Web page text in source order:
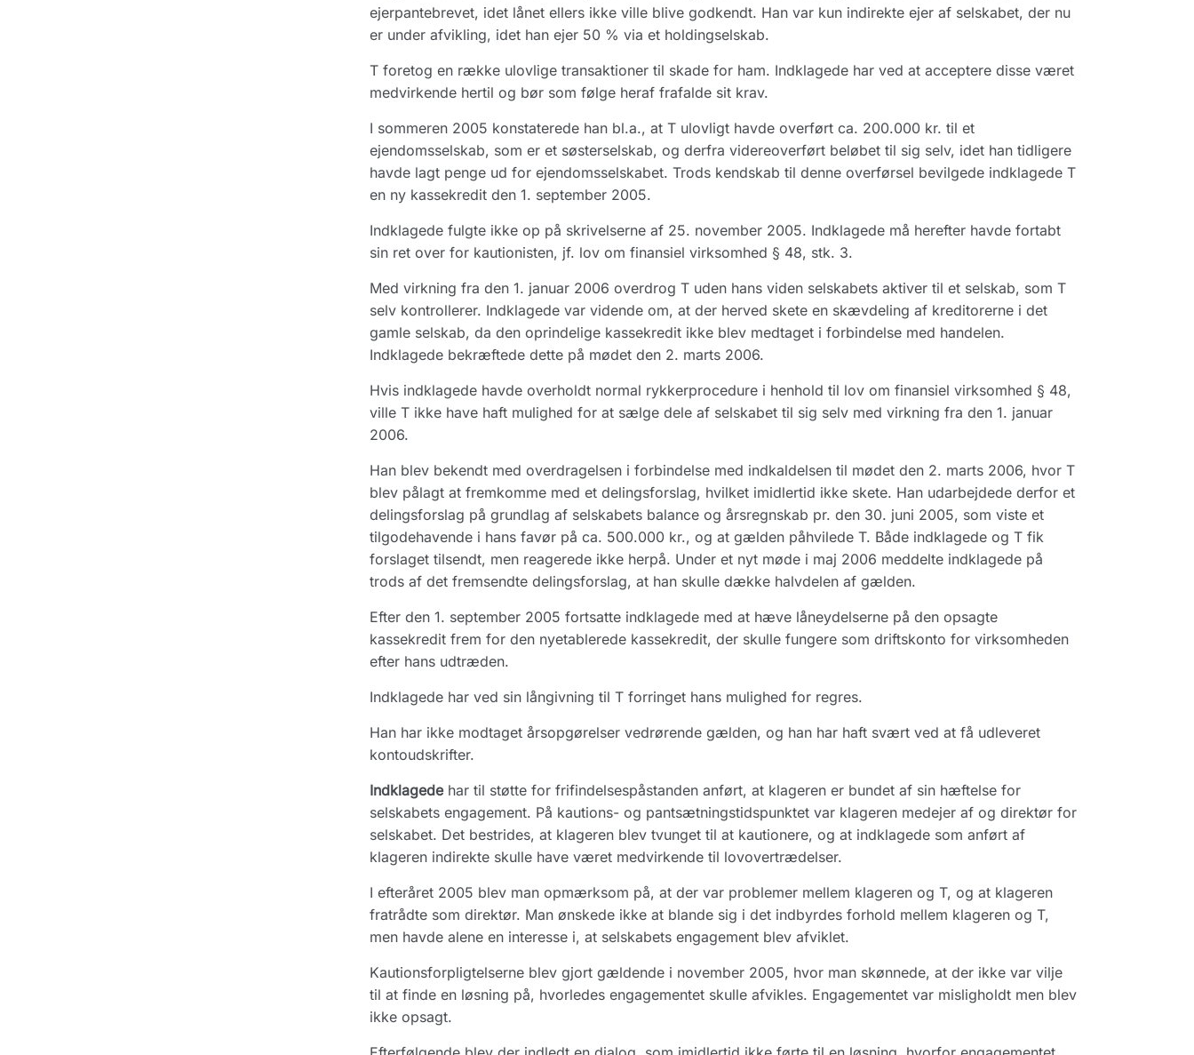
ejerpantebrevet, idet lånet ellers ikke ville blive godkendt. Han var kun indirekte ejer af selskabet, der nu
er under afvikling, idet han ejer 50 % via et holdingselskab.
T foretog en række ulovlige transaktioner til skade for ham. Indklagede har ved at acceptere disse været
medvirkende hertil og bør som følge heraf frafalde sit krav.
I sommeren 2005 konstaterede han bl.a., at T ulovligt havde overført ca. 200.000 kr. til et
ejendomsselskab, som er et søsterselskab, og derfra videreoverført beløbet til sig selv, idet han tidligere
havde lagt penge ud for ejendomsselskabet. Trods kendskab til denne overførsel bevilgede indklagede T
en ny kassekredit den 1. september 2005.
Indklagede fulgte ikke op på skrivelserne af 25. november 2005. Indklagede må herefter havde fortabt
sin ret over for kautionisten, jf. lov om finansiel virksomhed § 48, stk. 3.
Med virkning fra den 1. januar 2006 overdrog T uden hans viden selskabets aktiver til et selskab, som T
selv kontrollerer. Indklagede var vidende om, at der herved skete en skævdeling af kreditorerne i det
gamle selskab, da den oprindelige kassekredit ikke blev medtaget i forbindelse med handelen.
Indklagede bekræftede dette på mødet den 2. marts 2006.
Hvis indklagede havde overholdt normal rykkerprocedure i henhold til lov om finansiel virksomhed § 48,
ville T ikke have haft mulighed for at sælge dele af selskabet til sig selv med virkning fra den 1. januar
2006.
Han blev bekendt med overdragelsen i forbindelse med indkaldelsen til mødet den 2. marts 2006, hvor T
blev pålagt at fremkomme med et delingsforslag, hvilket imidlertid ikke skete. Han udarbejdede derfor et
delingsforslag på grundlag af selskabets balance og årsregnskab pr. den 30. juni 2005, som viste et
tilgodehavende i hans favør på ca. 500.000 kr., og at gælden påhvilede T. Både indklagede og T fik
forslaget tilsendt, men reagerede ikke herpå. Under et nyt møde i maj 2006 meddelte indklagede på
trods af det fremsendte delingsforslag, at han skulle dække halvdelen af gælden.
Efter den 1. september 2005 fortsatte indklagede med at hæve låneydelserne på den opsagte
kassekredit frem for den nyetablerede kassekredit, der skulle fungere som driftskonto for virksomheden
efter hans udtræden.
Indklagede har ved sin långivning til T forringet hans mulighed for regres.
Han har ikke modtaget årsopgørelser vedrørende gælden, og han har haft svært ved at få udleveret
kontoudskrifter.
Indklagedehar til støtte for frifindelsespåstanden anført, at klageren er bundet af sin hæftelse for
selskabets engagement. På kautions- og pantsætningstidspunktet var klageren medejer af og direktør for
selskabet. Det bestrides, at klageren blev tvunget til at kautionere, og at indklagede som anført af
klageren indirekte skulle have været medvirkende til lovovertrædelser.
I efteråret 2005 blev man opmærksom på, at der var problemer mellem klageren og T, og at klageren
fratrådte som direktør. Man ønskede ikke at blande sig i det indbyrdes forhold mellem klageren og T,
men havde alene en interesse i, at selskabets engagement blev afviklet.
Kautionsforpligtelserne blev gjort gældende i november 2005, hvor man skønnede, at der ikke var vilje
til at finde en løsning på, hvorledes engagementet skulle afvikles. Engagementet var misligholdt men blev
ikke opsagt.